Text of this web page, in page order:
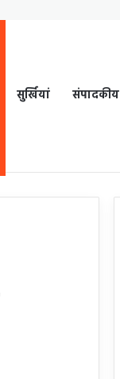
सुर्खियां संपादकीय